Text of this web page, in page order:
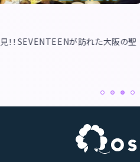
【2026年最新】&TEAM JOの
祝う！日本・韓国でのセンイ